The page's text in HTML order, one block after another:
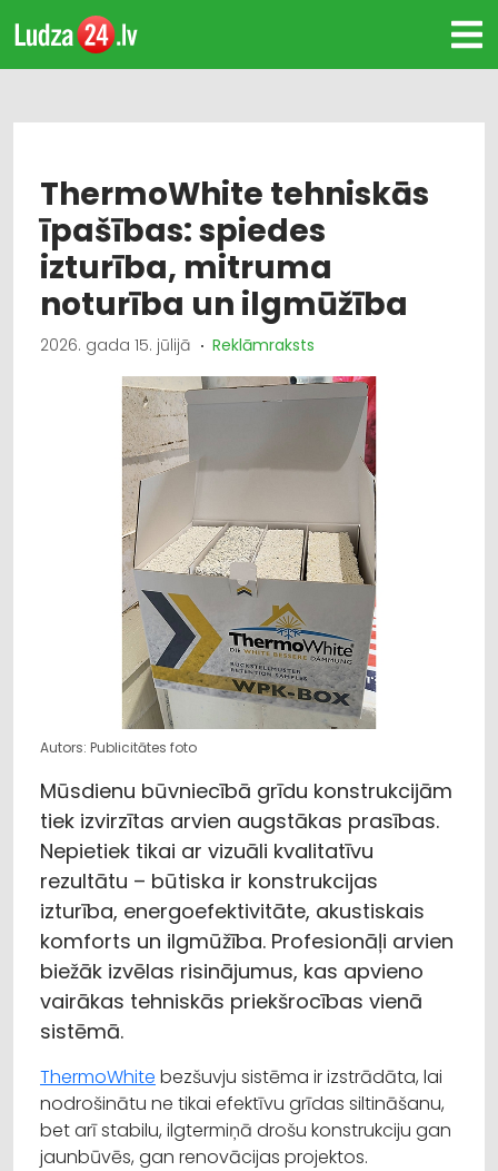
ThermoWhite tehniskās
īpašības: spiedes
izturība, mitruma
noturība un ilgmūžība
2026. gada 15. jūlijā Reklāmraksts
Autors: Publicitātes foto
Mūsdienu būvniecībā grīdu konstrukcijām
tiek izvirzītas arvien augstākas prasības.
Nepietiek tikai ar vizuāli kvalitatīvu
rezultātu – būtiska ir konstrukcijas
izturība, energoefektivitāte, akustiskais
komforts un ilgmūžība. Profesionāļi arvien
biežāk izvēlas risinājumus, kas apvieno
vairākas tehniskās priekšrocības vienā
sistēmā.
ThermoWhite bezšuvju sistēma ir izstrādāta, lai
nodrošinātu ne tikai efektīvu grīdas siltināšanu,
bet arī stabilu, ilgtermiņā drošu konstrukciju gan
jaunbūvēs, gan renovācijas projektos.